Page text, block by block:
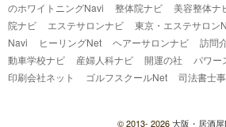
のホワイトニングNavi
整体院ナビ 美容整体ナ
院ナビ
エステサロンナビ 東京・エステサロン
Navi
ヒーリングNet ヘアーサロンナビ 訪問
動車学校ナビ
産婦人科ナビ 開運の社 パワー
印刷会社ネット
ゴルフスクールNet 司法書士
© 2013- 2026大阪・居酒